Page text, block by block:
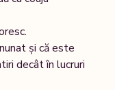
și că este
decât în lucruri